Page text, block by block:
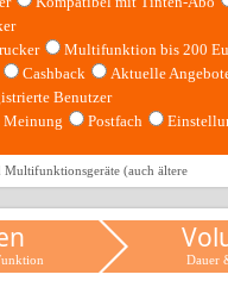
Multifunktion bis 200
Cashback Aktuelle
Benutzer
Meinung
Postfach
(auch ältere
Dauer